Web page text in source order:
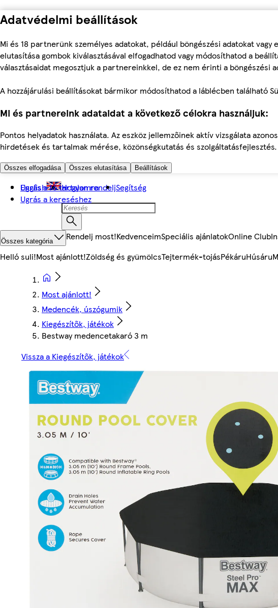
Adatvédelmi beállítások
Mi és 18 partnerünk személyes adatokat, például böngészési adatokat
elutasítása gombok kiválasztásával elfogadhatod vagy módosíthatod a
választásaidat megosztjuk a partnereinkkel, de ez nem érinti a böngészési
A hozzájárulási beállításokat bármikor módosíthatod a láblécben található
Mi és partnereink adataidat a következő célokra használjuk:
Pontos helyadatok használata. Az eszköz jellemzőinek aktív vizsgálata
hirdetések és tartalmak mérése, közönségkutatás és szolgáltatásfejlesztés.
Összes elfogadása Összes elutasítása Beállítások
Ugrás a fő tartalomra
Ugrás a kereséshez
English Hogyan rendeljSegítség
Összes kategória Rendelj most!KedvenceimSpeciális ajánlatokOnline Club
Helló suli!Most ajánlott!Zöldség és gyümölcsTejtermék-tojásPékáruHúsáru
Most ajánlott!
Medencék, úszógumik
Kiegészítők, játékok
Bestway medencetakaró 3 m
Vissza a Kiegészítők, játékok